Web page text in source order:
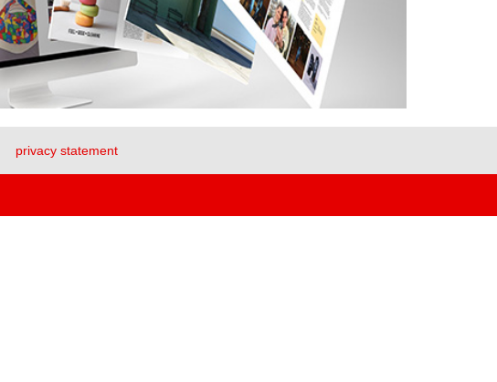
privacy statement